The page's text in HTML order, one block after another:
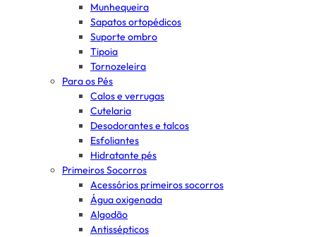
Munhequeira
Sapatos ortopédicos
Suporte ombro
Tipoia
Tornozeleira
Para os Pés
Calos e verrugas
Cutelaria
Desodorantes e talcos
Esfoliantes
Hidratante pés
Primeiros Socorros
Acessórios primeiros socorros
Água oxigenada
Algodão
Antissépticos